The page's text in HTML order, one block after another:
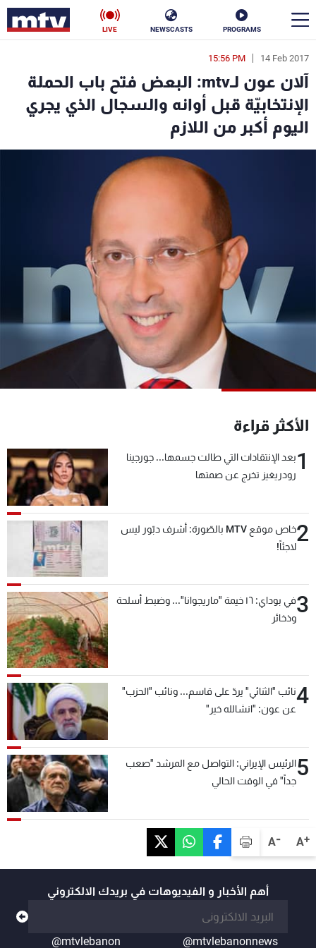
PROGRAMS
NEWSCASTS
LIVE
A+
A-
14 Feb 2017
15:56 PM
آلان عون لـmtv: البعض فتح باب الحملة
الإنتخابيّة قبل أوانه والسجال الذي يجري
اليوم أكبر من اللازم
الأكثر قراءة
1بعد الإنتقادات التي طالت جسمها... جورجينا
رودريغيز تخرج عن صمتها
2
خاص موقع MTV بالصّورة: أشرف دبّور ليس
لاجئاً!
3
في بوداي: ١٦ خيمة "ماريجوانا"... وضبط أسلحة
وذخائر
4نائب "الثنائي" يردّ على قاسم... ونائب "الحزب"
عن عون: "انشالله خير"
5الرئيس الإيراني: التواصل مع المرشد "صعب
جداً" في الوقت الحالي
أهم الأخبار و الفيديوهات في بريدك الالكتروني
@mtvlebanonnews
@mtvlebanon
en
الأخبار
سياسة
فن
البرامج
جدول البرامج
شاهد البرامج
الترددات
لاعلاناتكم